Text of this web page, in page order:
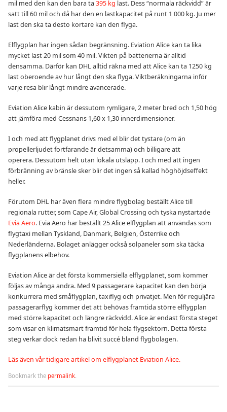
mil med den kan den bara ta 395 kg last. Dess “normala räckvidd” är
satt till 60 mil och då har den en lastkapacitet på runt 1 000 kg. Ju mer
last den ska ta desto kortare kan den flyga.
Elflygplan har ingen sådan begränsning. Eviation Alice kan ta lika
mycket last 20 mil som 40 mil. Vikten på batterierna är alltid
densamma. Därför kan DHL alltid räkna med att Alice kan ta 1250 kg
last oberoende av hur långt den ska flyga. Viktberäkningarna inför
varje resa blir långt mindre avancerade.
Eviation Alice kabin är dessutom rymligare, 2 meter bred och 1,50 hög
att jämföra med Cessnans 1,60 x 1,30 innerdimensioner.
I och med att flygplanet drivs med el blir det tystare (om än
propellerljudet fortfarande är detsamma) och billigare att
operera. Dessutom helt utan lokala utsläpp. I och med att ingen
förbränning av bränsle sker blir det ingen så kallad höghöjdseffekt
heller.
Förutom DHL har även flera mindre flygbolag beställt Alice till
regionala rutter, som Cape Air, Global Crossing och tyska nystartade
Evia Aero. Evia Aero har beställt 25 Alice elflygplan att användas som
flygtaxi mellan Tyskland, Danmark, Belgien, Österrike och
Nederländerna. Bolaget anlägger också solpaneler som ska täcka
flygplanens elbehov.
Eviation Alice är det första kommersiella elflygplanet, som kommer
följas av många andra. Med 9 passagerare kapacitet kan den börja
konkurrera med småflygplan, taxiflyg och privatjet. Men för reguljära
passagerarflyg kommer det att behövas framtida större elflygplan
med större kapacitet och längre räckvidd. Alice är endast första steget
som visar en klimatsmart framtid för hela flygsektorn. Detta första
steg verkar dock redan ha blivit succé bland flygbolagen.
Läs även vår tidigare artikel om elflygplanet Eviation Alice.
Bookmark the permalink.